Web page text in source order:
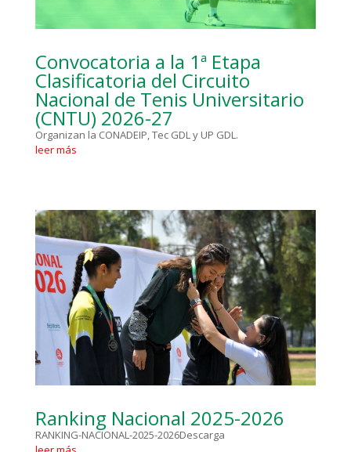
Convocatoria a la 1ª Etapa
Clasificatoria del Circuito
Nacional de Tenis Universitario
(CNTU) 2026-27
Organizan la CONADEIP, Tec GDL y UP GDL.
leer más
Ranking Nacional 2025-2026
RANKING-NACIONAL-2025-2026Descarga